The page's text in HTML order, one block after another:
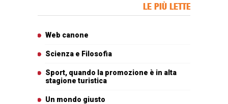
LE PIÙ LETTE
Web canone
Scienza e Filosofia
Sport, quando la promozione è in alta
stagione turistica
Un mondo giusto